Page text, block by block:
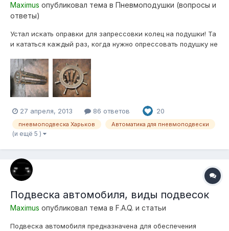
Maximus опубликовал тема в Пневмоподушки (вопросы и
ответы)
Устал искать оправки для запрессовки колец на подушки! Та
и кататься каждый раз, когда нужно опрессовать подушку не
гидравлический домкрат, кольцо упираю в восемь болтов
м16 (класс прочности 8.8), домкратом давлю на поршень или
крышку подушки! Запре...
27 апреля, 2013 86 ответов 20
пневмоподвеска Харьков Автоматика для пневмоподвески
(и ещё 5 )
Подвеска автомобиля, виды подвесок
Maximus опубликовал тема в F.A.Q. и статьи
Подвеска автомобиля предназначена для обеспечения